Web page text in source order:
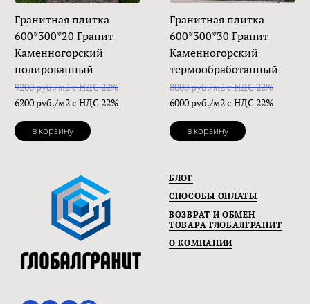
Гранитная плитка
600*300*20 Гранит
Каменногорский
полированный
9200 руб./м2 с НДС 22%
6200 руб./м2 с НДС 22%
в корзину
Гранитная плитка
600*300*30 Гранит
Каменногорский
термообработанный
8000 руб./м2 с НДС 22%
6000 руб./м2 с НДС 22%
в корзину
БЛОГ
СПОСОБЫ ОПЛАТЫ
ВОЗВРАТ И ОБМЕН
ТОВАРА ГЛОБАЛГРАНИТ
О КОМПАНИИ